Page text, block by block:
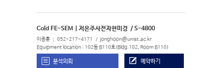
Cold FE-SEM | 저온주사전자현미경 / S-4800
이종훈 052-217-4171 jonghoon@unist.ac.kr
Equipment location : 102동 B110호(Bldg.102, Room B110)
분석의뢰 예약하기